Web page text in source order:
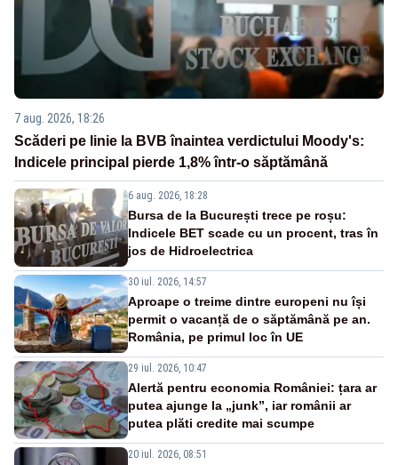
7 aug. 2026, 18:26
Scăderi pe linie la BVB înaintea verdictului Moody's:
Indicele principal pierde 1,8% într-o săptămână
6 aug. 2026, 18:28
Bursa de la București trece pe roșu:
Indicele BET scade cu un procent, tras în
jos de Hidroelectrica
30 iul. 2026, 14:57
Aproape o treime dintre europeni nu își
permit o vacanță de o săptămână pe an.
România, pe primul loc în UE
29 iul. 2026, 10:47
Alertă pentru economia României: țara ar
putea ajunge la „junk”, iar românii ar
putea plăti credite mai scumpe
20 iul. 2026, 08:51